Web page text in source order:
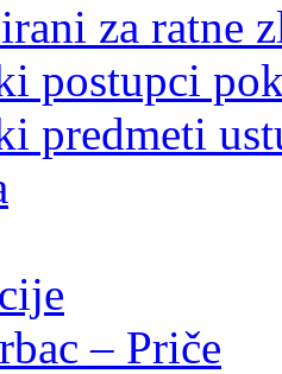
za ratne
postupci
predmeti
– Priče